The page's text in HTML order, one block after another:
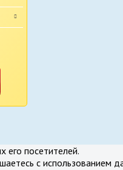
его посетителей.
с использованием